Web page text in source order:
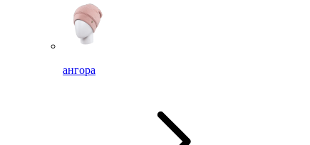
ангора